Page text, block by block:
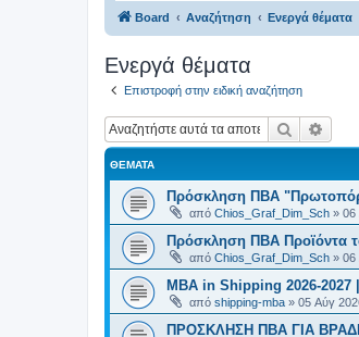
Board Αναζήτηση Ενεργά θέματα
Ενεργά θέματα
Επιστροφή στην ειδική αναζήτηση
Αναζήτηση
ΘΈΜΑΤΑ
Πρόσκληση ΠΒΑ
από Chios_Graf_Dim_Sch » 06
Πρόσκληση ΠΒΑ Προϊόντα
από Chios_Graf_Dim_Sch » 06
MBA in Shipping 2026-
από shipping-mba » 05 Αύγ
ΠΡΟΣΚΛΗΣΗ ΠΒΑ ΓΙΑ